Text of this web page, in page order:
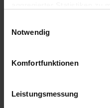
Ihre Einwilligung ist
Link „Cookie-
verwendeten Technologien
Daten finden Sie in
Notwendig
Komfortfunktionen
Leistungsmessung
Strapazierfähigkeit, ideal
- Lauflänge: 380m / 100g